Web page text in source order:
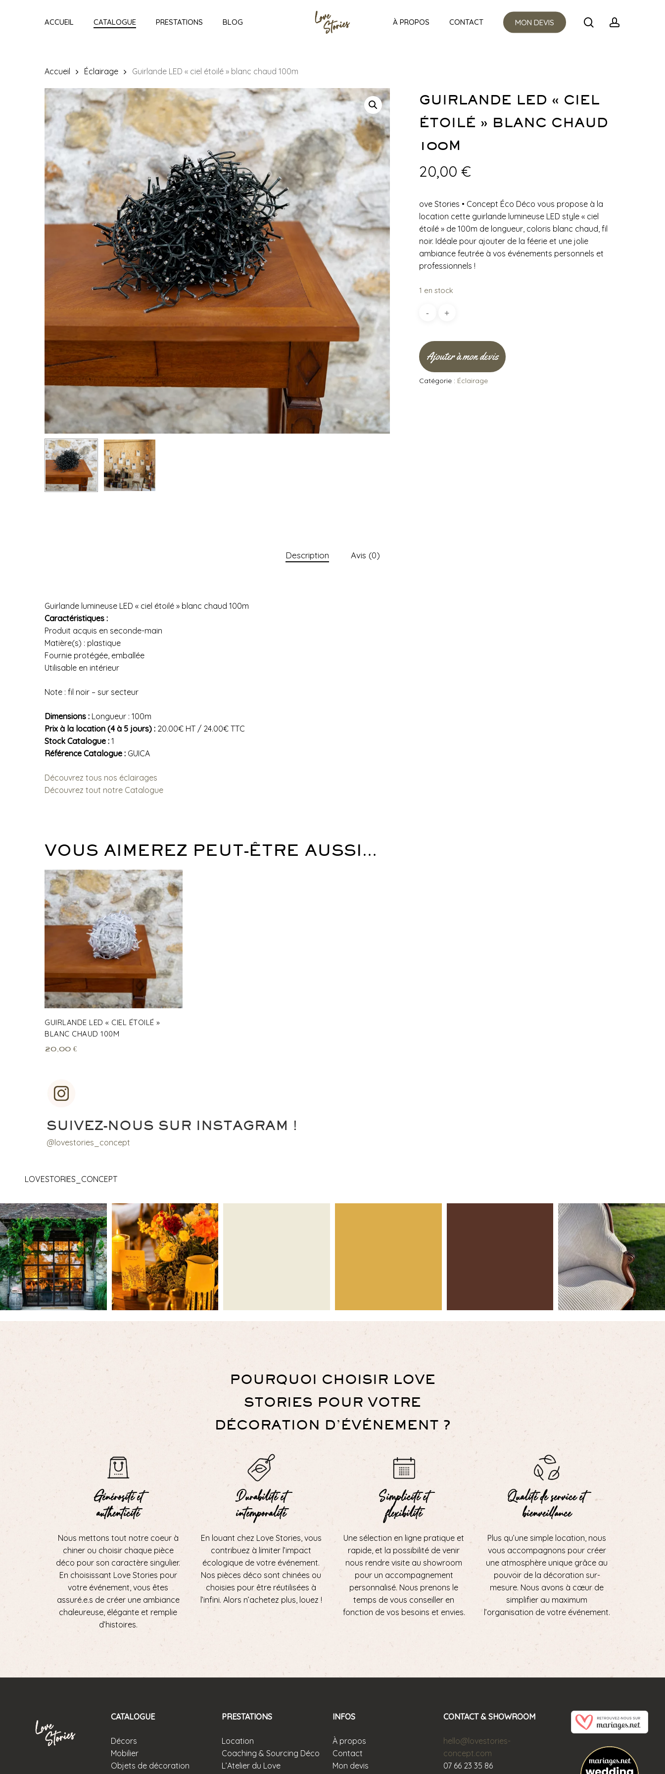
ACCUEIL CATALOGUE PRESTATIONS BLOG À PROPOS CONTACT MON DEVIS searchaccount
Accueil Éclairage Guirlande LED « ciel étoilé » blanc chaud 100m
GUIRLANDE LED « CIEL
ÉTOILÉ » BLANC CHAUD
100M
20,00 €
ove Stories • Concept Éco Déco vous propose à la
location cette guirlande lumineuse LED style « ciel
étoilé » de 100m de longueur, coloris blanc chaud, fil
noir. Idéale pour ajouter de la féerie et une jolie
ambiance feutrée à vos événements personnels et
professionnels !
1 en stock
Ajouter à mon devis
Catégorie : Éclairage
Description Avis (0)
Guirlande lumineuse LED « ciel étoilé » blanc chaud 100m
Caractéristiques :
Produit acquis en seconde-main
Matière(s) : plastique
Fournie protégée, emballée
Utilisable en intérieur
Note : fil noir – sur secteur
Dimensions : Longueur : 100m
Prix à la location (4 à 5 jours) : 20.00€ HT / 24.00€ TTC
Stock Catalogue : 1
Référence Catalogue : GUICA
Découvrez tous nos éclairages
Découvrez tout notre Catalogue
VOUS AIMEREZ PEUT-ÊTRE AUSSI…
GUIRLANDE LED « CIEL ÉTOILÉ »
BLANC CHAUD 100M
20,00 €
SUIVEZ-NOUS SUR INSTAGRAM !
@lovestories_concept
LOVESTORIES_CONCEPT
POURQUOI CHOISIR LOVE
STORIES POUR VOTRE
DÉCORATION D’ÉVÉNEMENT ?
Générosité et
authenticité
Nous mettons tout notre coeur à
chiner ou choisir chaque pièce
déco pour son caractère singulier.
En choisissant Love Stories pour
votre événement, vous êtes
assuré.e.s de créer une ambiance
chaleureuse, élégante et remplie
d’histoires.
Durabilité et
intemporalité
En louant chez Love Stories, vous
contribuez à limiter l’impact
écologique de votre événement.
Nos pièces déco sont chinées ou
choisies pour être réutilisées à
l’infini. Alors n’achetez plus, louez !
Simplicité et
flexibilité
Une sélection en ligne pratique et
rapide, et la possibilité de venir
nous rendre visite au showroom
pour un accompagnement
personnalisé. Nous prenons le
temps de vous conseiller en
fonction de vos besoins et envies.
Qualité de service et
bienveillance
Plus qu’une simple location, nous
vous accompagnons pour créer
une atmosphère unique grâce au
pouvoir de la décoration sur-
mesure. Nous avons à cœur de
simplifier au maximum
l’organisation de votre événement.
CATALOGUE
Décors
Mobilier
Objets de décoration
PRESTATIONS
Location
Coaching & Sourcing Déco
L’Atelier du Love
INFOS
À propos
Contact
Mon devis
CONTACT & SHOWROOM
hello@lovestories-
concept.com
07 66 23 35 86